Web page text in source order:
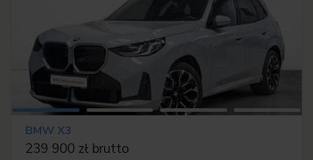
BMW X3
239 900 zł brutto